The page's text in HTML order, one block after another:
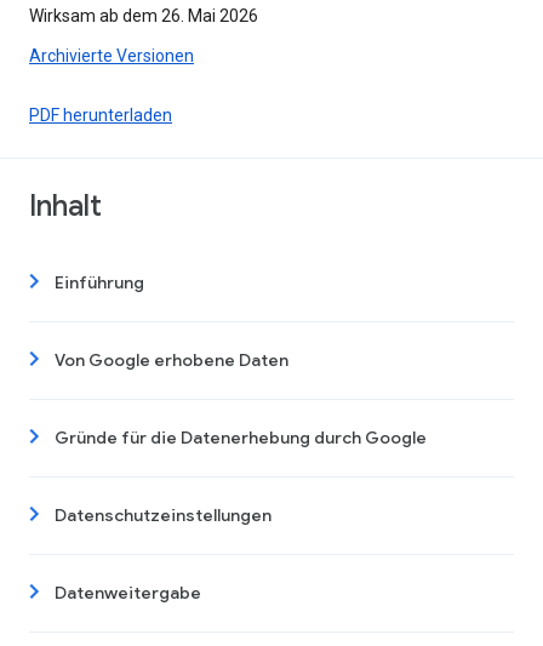
Wirksam ab dem 26. Mai 2026
Archivierte Versionen
PDF herunterladen
Inhalt
Einführung
Von Google erhobene Daten
Gründe für die Datenerhebung durch Google
Datenschutzeinstellungen
Datenweitergabe